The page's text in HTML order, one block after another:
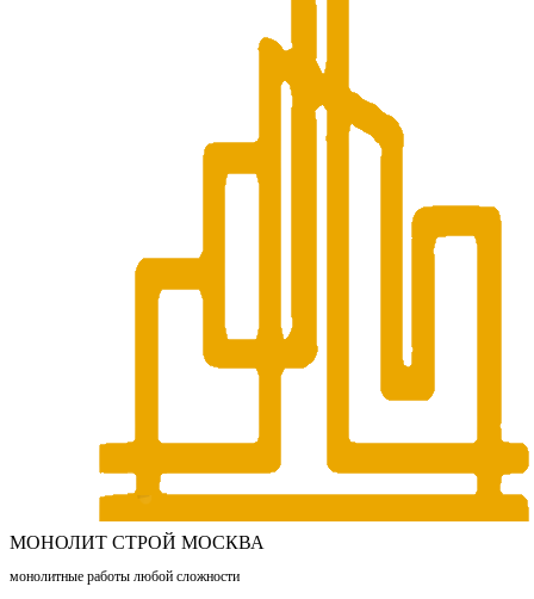
МОНОЛИТ СТРОЙ МОСКВА
монолитные работы любой сложности